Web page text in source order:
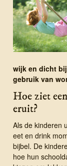
wijk en dicht
gebruik van
Hoe ziet
eruit?
Als de kinderen
eet en drink
bijbel. De
hoe hun